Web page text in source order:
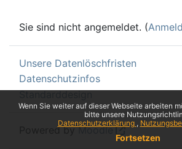
Wenn Sie weiter auf dieser Webseite arbeiten
bitte unsere
Datenschutzerklärung
Fortsetzen
Sie sind nicht angemeldet. (
Unsere Datenlöschfristen
Datenschutzinfos
Standarddesign
Powered byMoodle